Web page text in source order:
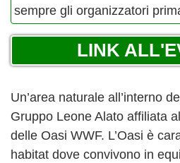
sempre gli organizzatori
LINK
Un’area naturale all’interno
Gruppo Leone Alato affiliata
delle Oasi WWF. L’Oasi è
habitat dove convivono in